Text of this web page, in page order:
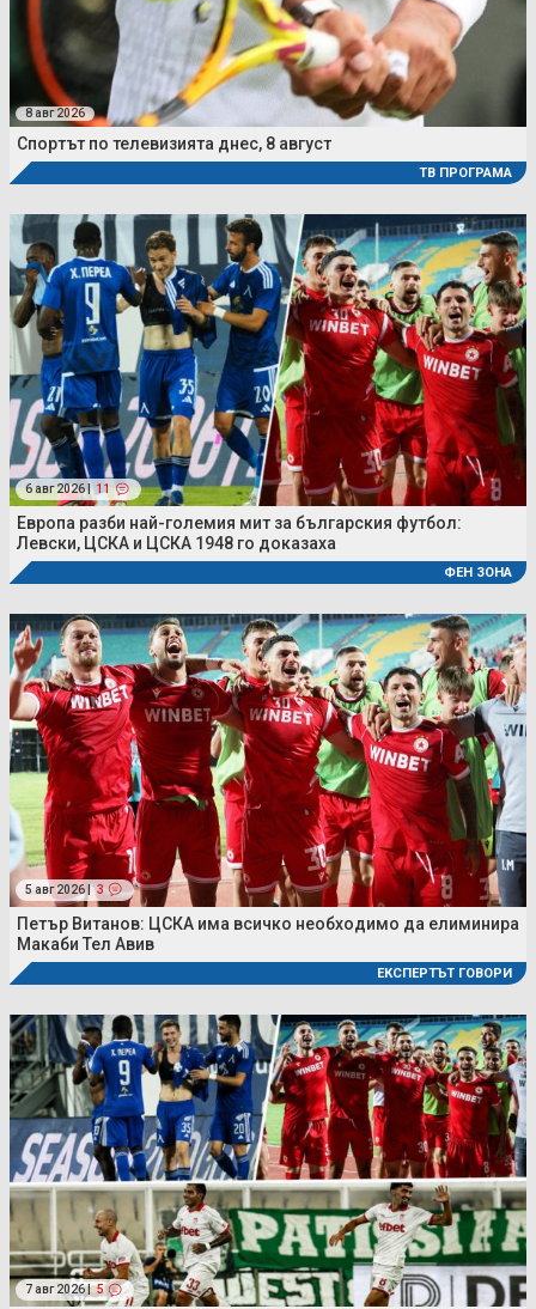
8 авг 2026
Спортът по телевизията днес, 8 август
ТВ ПРОГРАМА
6 авг 2026 | 11
Европа разби най-големия мит за българския футбол:
Левски, ЦСКА и ЦСКА 1948 го доказаха
ФЕН ЗОНА
5 авг 2026 | 3
Петър Витанов: ЦСКА има всичко необходимо да елиминира
Макаби Тел Авив
ЕКСПЕРТЪТ ГОВОРИ
7 авг 2026 | 5